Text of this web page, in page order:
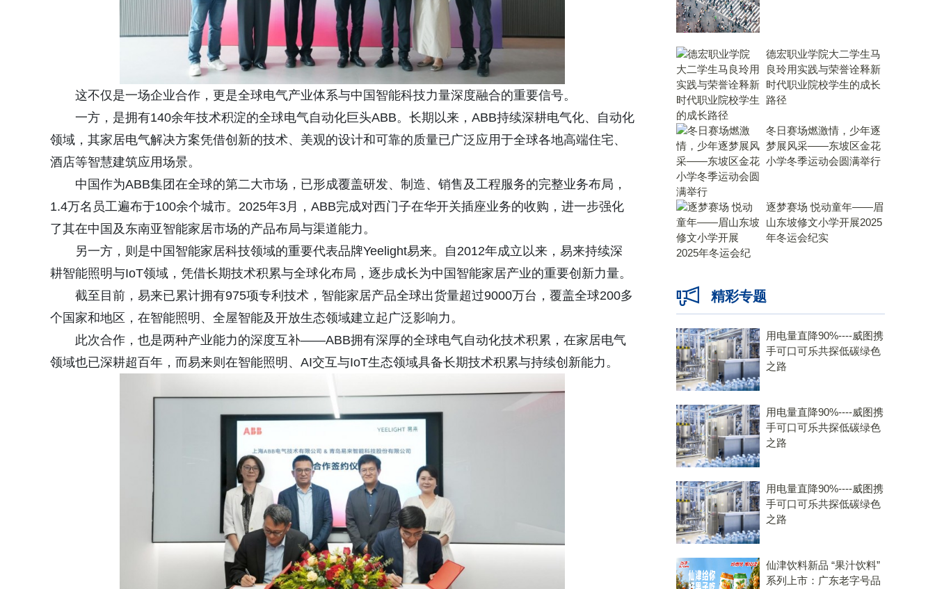
这不仅是一场企业合作，更是全球电气产业体系与中国智能科技力量深度融合的重要信号。
一方，是拥有140余年技术积淀的全球电气自动化巨头ABB。长期以来，ABB持续深耕电气化、自动化
领域，其家居电气解决方案凭借创新的技术、美观的设计和可靠的质量已广泛应用于全球各地高端住宅、
酒店等智慧建筑应用场景。
中国作为ABB集团在全球的第二大市场，已形成覆盖研发、制造、销售及工程服务的完整业务布局，
1.4万名员工遍布于100余个城市。2025年3月，ABB完成对西门子在华开关插座业务的收购，进一步强化
了其在中国及东南亚智能家居市场的产品布局与渠道能力。
另一方，则是中国智能家居科技领域的重要代表品牌Yeelight易来。自2012年成立以来，易来持续深
耕智能照明与IoT领域，凭借长期技术积累与全球化布局，逐步成长为中国智能家居产业的重要创新力量。
截至目前，易来已累计拥有975项专利技术，智能家居产品全球出货量超过9000万台，覆盖全球200多
个国家和地区，在智能照明、全屋智能及开放生态领域建立起广泛影响力。
此次合作，也是两种产业能力的深度互补——ABB拥有深厚的全球电气自动化技术积累，在家居电气
领域也已深耕超百年，而易来则在智能照明、AI交互与IoT生态领域具备长期技术积累与持续创新能力。
德宏职业学院大二学生马
良玲用实践与荣誉诠释新
时代职业院校学生的成长
路径
冬日赛场燃激情，少年逐
梦展风采——东坡区金花
小学冬季运动会圆满举行
逐梦赛场 悦动童年——眉
山东坡修文小学开展2025
年冬运会纪实
精彩专题
用电量直降90%----威图携
手可口可乐共探低碳绿色
之路
用电量直降90%----威图携
手可口可乐共探低碳绿色
之路
用电量直降90%----威图携
手可口可乐共探低碳绿色
之路
仙津饮料新品 “果汁饮料”
系列上市：广东老字号品